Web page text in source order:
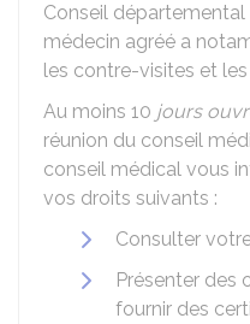
Conseil départemental
médecin agréé a
les contre-visites et les
Au moins 10 jours
réunion du conseil
conseil médical vous
vos droits suivants :
Consulter
Présenter des
fournir des